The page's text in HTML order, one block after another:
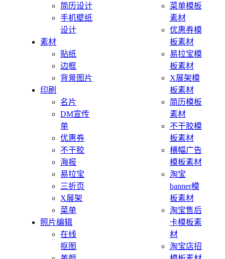
简历设计
手机壁纸
设计
素材
贴纸
边框
背景图片
印刷
名片
DM宣传
单
优惠券
不干胶
海报
易拉宝
三折页
X展架
菜单
照片编辑
在线
抠图
菜单模板
素材
优惠券模
板素材
易拉宝模
板素材
X展架模
板素材
简历模板
素材
不干胶模
板素材
横幅广告
模板素材
淘宝
banner模
板素材
淘宝售后
卡模板素
材
淘宝店招